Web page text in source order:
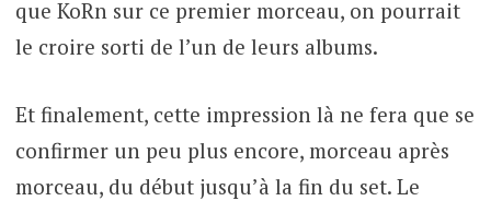
que KoRn sur ce premier morceau, on pourrait
le croire sorti de l’un de leurs albums.
Et finalement, cette impression là ne fera que se
confirmer un peu plus encore, morceau après
morceau, du début jusqu’à la fin du set. Le